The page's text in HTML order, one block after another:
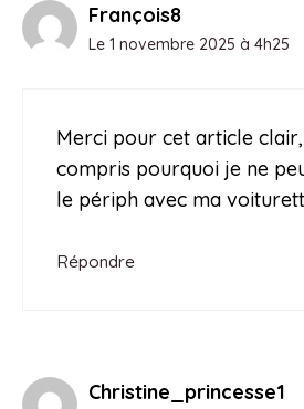
François8
Le 1 novembre 2025 à 4h25
Merci pour cet article clair,
compris pourquoi je ne
le périph avec ma
Répondre
Christine_princesse1